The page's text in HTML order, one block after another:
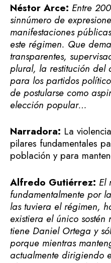
Néstor Arce: Entre
sinnúmero de
manifestaciones
este régimen. Que
transparentes,
plural, la restitución
para los partidos
de postularse como
elección popular…
Narradora: La
pilares fundamentales
población y para
Alfredo Gutiérrez: El
fundamentalmente por
las tuviera el régimen,
existiera el único
tiene Daniel Ortega y
porque mientras
actualmente dirigiendo